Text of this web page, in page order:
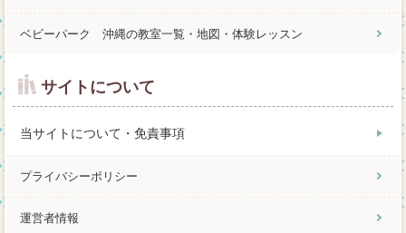
ベビーパーク 沖縄の教室一覧・地図・体験レッスン
サイトについて
当サイトについて・免責事項
プライバシーポリシー
運営者情報